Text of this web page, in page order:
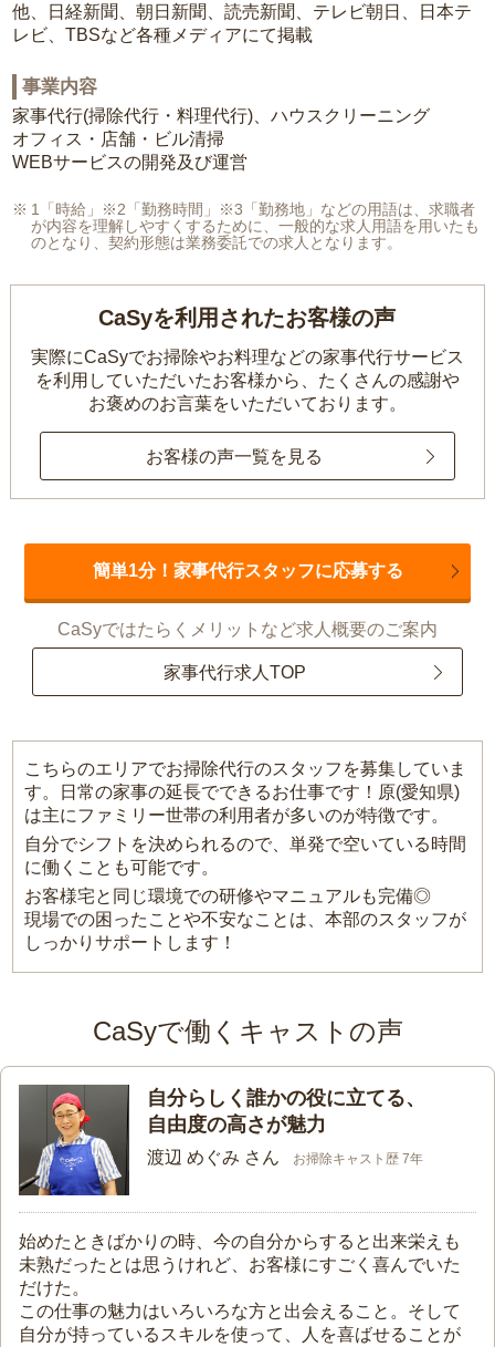
他、日経新聞、朝日新聞、読売新聞、テレビ朝日、日本テ
レビ、TBSなど各種メディアにて掲載
事業内容
家事代行(掃除代行・料理代行)、ハウスクリーニング
オフィス・店舗・ビル清掃
WEBサービスの開発及び運営
1「時給」※2「勤務時間」※3「勤務地」などの用語は、求職者
が内容を理解しやすくするために、一般的な求人用語を用いたも
のとなり、契約形態は業務委託での求人となります。
CaSyを利用されたお客様の声
実際にCaSyでお掃除やお料理などの家事代行サービス
を利用していただいたお客様から、 たくさんの感謝や
お褒めのお言葉をいただいております。
お客様の声一覧を見る
簡単1分！家事代行スタッフに応募する
CaSyではたらくメリットなど求人概要のご案内
家事代行求人TOP
こちらのエリアでお掃除代行のスタッフを募集していま
す。日常の家事の延長でできるお仕事です！原(愛知県)
は主にファミリー世帯の利用者が多いのが特徴です。
自分でシフトを決められるので、単発で空いている時間
に働くことも可能です。
お客様宅と同じ環境での研修やマニュアルも完備◎
現場での困ったことや不安なことは、本部のスタッフが
しっかりサポートします！
CaSyで働くキャストの声
自分らしく誰かの役に立てる、
自由度の高さが魅力
渡辺 めぐみ さん お掃除キャスト歴 7年
始めたときばかりの時、今の自分からすると出来栄えも
未熟だったとは思うけれど、お客様にすごく喜んでいた
だけた。
この仕事の魅力はいろいろな方と出会えること。そして
自分が持っているスキルを使って、人を喜ばせることが